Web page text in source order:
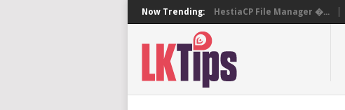
Now Trending: HestiaCP File Manager �...